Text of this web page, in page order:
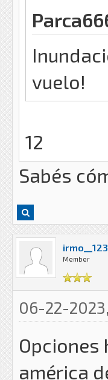
vuelo!
12
Sabés
irmo__123
Member
06-22-
Opciones
américa